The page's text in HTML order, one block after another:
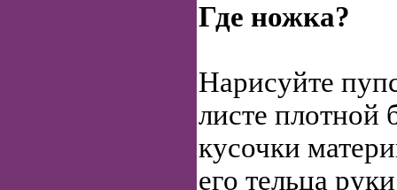
Где ножка?
Нарисуйте
листе плотной
кусочки
его тельца